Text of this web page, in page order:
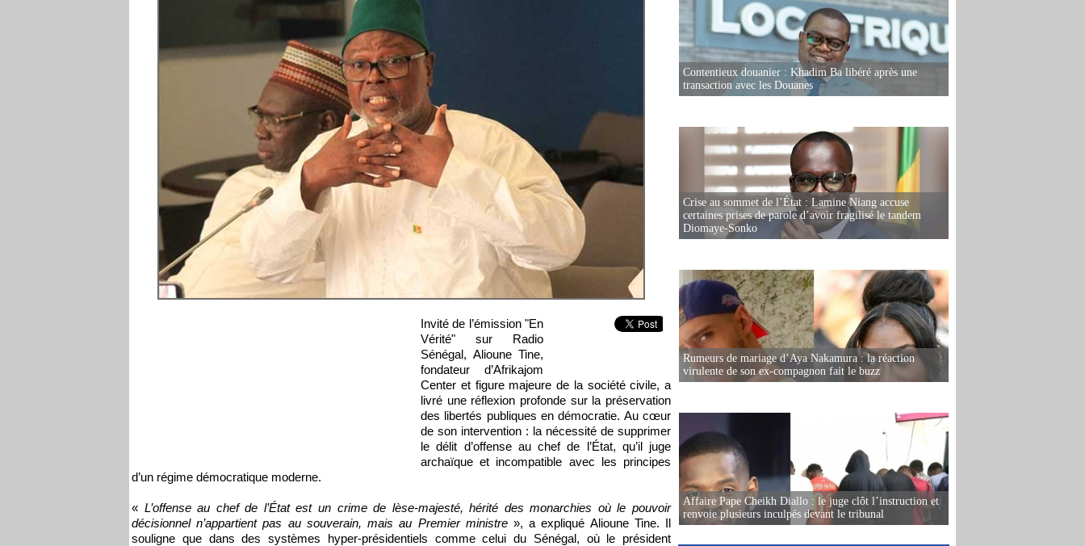
Invité de l’émission "En
Vérité" sur Radio
Sénégal, Alioune Tine,
fondateur d’Afrikajom
Center et figure majeure de la société civile, a
livré une réflexion profonde sur la préservation
des libertés publiques en démocratie. Au cœur
de son intervention : la nécessité de supprimer
le délit d’offense au chef de l’État, qu’il juge
archaïque et incompatible avec les principes
d’un régime démocratique moderne.
« L’offense au chef de l’État est un crime de lèse-majesté, hérité des monarchies où le pouvoir
décisionnel n’appartient pas au souverain, mais au Premier ministre », a expliqué Alioune Tine. Il
souligne que dans des systèmes hyper-présidentiels comme celui du Sénégal, où le président
Contentieux douanier : Khadim Ba libéré après une
transaction avec les Douanes
Crise au sommet de l’État : Lamine Niang accuse
certaines prises de parole d’avoir fragilisé le tandem
Diomaye-Sonko
Rumeurs de mariage d’Aya Nakamura : la réaction
virulente de son ex-compagnon fait le buzz
Affaire Pape Cheikh Diallo : le juge clôt l’instruction et
renvoie plusieurs inculpés devant le tribunal